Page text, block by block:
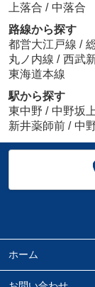
上落合 / 中落合
路線から探す
都営大江戸線 /
丸ノ内線 / 西武
東海道本線
駅から探す
東中野 / 中野坂上
新井薬師前 / 中
ホーム